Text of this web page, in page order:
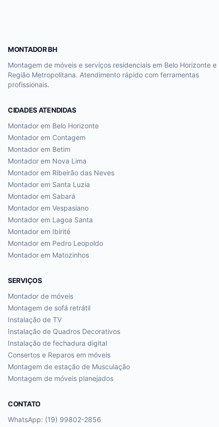
MONTADOR BH
Montagem de móveis e serviços residenciais em Belo Horizonte e
Região Metropolitana. Atendimento rápido com ferramentas
profissionais.
CIDADES ATENDIDAS
Montador em Belo Horizonte
Montador em Contagem
Montador em Betim
Montador em Nova Lima
Montador em Ribeirão das Neves
Montador em Santa Luzia
Montador em Sabará
Montador em Vespasiano
Montador em Lagoa Santa
Montador em Ibirité
Montador em Pedro Leopoldo
Montador em Matozinhos
SERVIÇOS
Montador de móveis
Montagem de sofá retrátil
Instalação de TV
Instalação de Quadros Decorativos
Instalação de fechadura digital
Consertos e Reparos em móveis
Montagem de estação de Musculação
Montagem de móveis planejados
CONTATO
WhatsApp: (19) 99802-2856